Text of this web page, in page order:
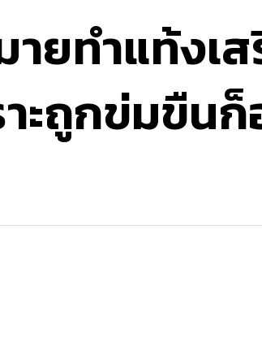
ยทำแท้งเ
ะถูกข่มขืน